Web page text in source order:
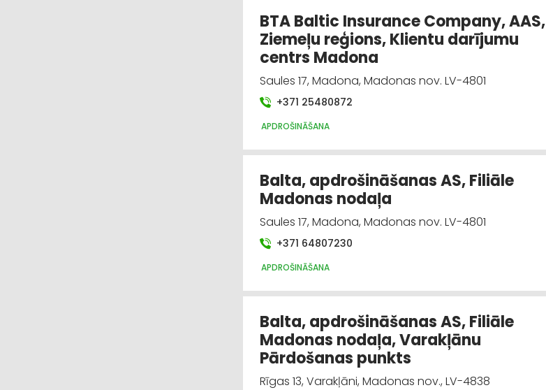
BTA Baltic Insurance Company, AAS,
Ziemeļu reģions, Klientu darījumu
centrs Madona
Saules 17, Madona, Madonas nov. LV-4801
+371 25480872
APDROŠINĀŠANA
Balta, apdrošināšanas AS, Filiāle
Madonas nodaļa
Saules 17, Madona, Madonas nov. LV-4801
+371 64807230
APDROŠINĀŠANA
Balta, apdrošināšanas AS, Filiāle
Madonas nodaļa, Varakļānu
Pārdošanas punkts
Rīgas 13, Varakļāni, Madonas nov., LV-4838